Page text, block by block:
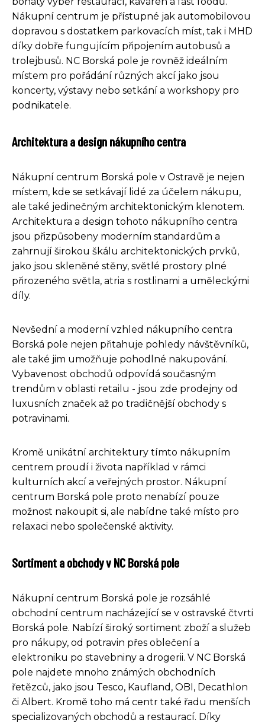
Nákupní centrum je přístupné jak automobilovou
dopravou s dostatkem parkovacích míst, tak i MHD
díky dobře fungujícím připojením autobusů a
trolejbusů. NC Borská pole je rovněž ideálním
místem pro pořádání různých akcí jako jsou
koncerty, výstavy nebo setkání a workshopy pro
podnikatele.
Architektura a design nákupního centra
Nákupní centrum Borská pole v Ostravě je nejen
místem, kde se setkávají lidé za účelem nákupu,
ale také jedinečným architektonickým klenotem.
Architektura a design tohoto nákupního centra
jsou přizpůsobeny moderním standardům a
zahrnují širokou škálu architektonických prvků,
jako jsou skleněné stěny, světlé prostory plné
přirozeného světla, atria s rostlinami a uměleckými
díly.
Nevšední a moderní vzhled nákupního centra
Borská pole nejen přitahuje pohledy návštěvníků,
ale také jim umožňuje pohodlné nakupování.
Vybavenost obchodů odpovídá současným
trendům v oblasti retailu - jsou zde prodejny od
luxusních značek až po tradičnější obchody s
potravinami.
Kromě unikátní architektury tímto nákupním
centrem proudí i života například v rámci
kulturních akcí a veřejných prostor. Nákupní
centrum Borská pole proto nenabízí pouze
možnost nakoupit si, ale nabídne také místo pro
relaxaci nebo společenské aktivity.
Sortiment a obchody v NC Borská pole
Nákupní centrum Borská pole je rozsáhlé
obchodní centrum nacházející se v ostravské čtvrti
Borská pole. Nabízí široký sortiment zboží a služeb
pro nákupy, od potravin přes oblečení a
elektroniku po stavebniny a drogerii. V NC Borská
pole najdete mnoho známých obchodních
řetězců, jako jsou Tesco, Kaufland, OBI, Decathlon
či Albert. Kromě toho má centr také řadu menších
specializovaných obchodů a restaurací. Díky